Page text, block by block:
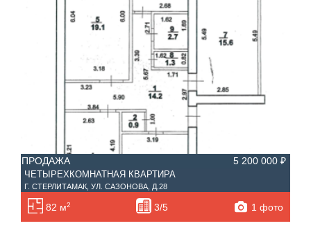
ПРОДАЖА 5 200 000 ₽
ЧЕТЫРЕХКОМНАТНАЯ КВАРТИРА
Г. СТЕРЛИТАМАК, УЛ. САЗОНОВА, Д.28
82 м2 3/5 1 фото